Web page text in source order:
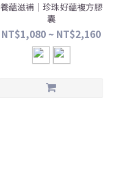
養蘊滋補｜珍珠好蘊複方膠
囊
NT$1,080 ~ NT$2,160